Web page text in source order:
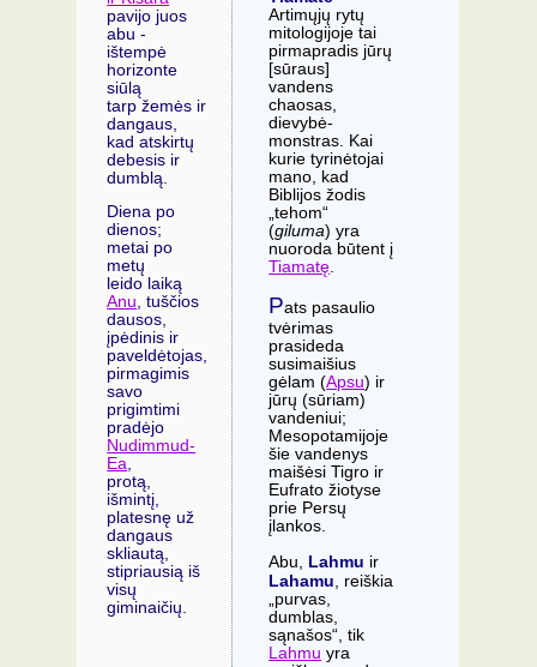
pavijo juos
abu -
ištempė
horizonte
siūlą
tarp žemės ir
dangaus,
kad atskirtų
debesis ir
dumblą.
Diena po
dienos;
metai po
metų
leido laiką
Anu, tuščios
dausos,
įpėdinis ir
paveldėtojas,
pirmagimis
savo
prigimtimi
pradėjo
Nudimmud-
Ea,
protą,
išmintį,
platesnę už
dangaus
skliautą,
stipriausią iš
visų
giminaičių.
Artimųjų rytų
mitologijoje tai
pirmapradis jūrų
[sūraus]
vandens
chaosas,
dievybė-
monstras. Kai
kurie tyrinėtojai
mano, kad
Biblijos žodis
„tehom“
(giluma) yra
nuoroda būtent į
Tiamatę
Pats pasaulio
tvėrimas
prasideda
susimaišius
gėlam (Apsu) ir
jūrų (sūriam)
vandeniui;
Mesopotamijoje
šie vandenys
maišėsi Tigro ir
Eufrato žiotyse
prie Persų
įlankos.
Abu, Lahmu ir
Lahamu, reiškia
„purvas,
dumblas,
sąnašos“, tik
Lahmu yra